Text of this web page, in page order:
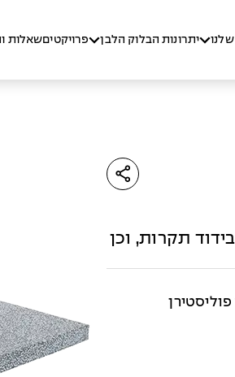
יתרונות הבלוק הלבן פרויקטיםשאלות
תקרות, וכן